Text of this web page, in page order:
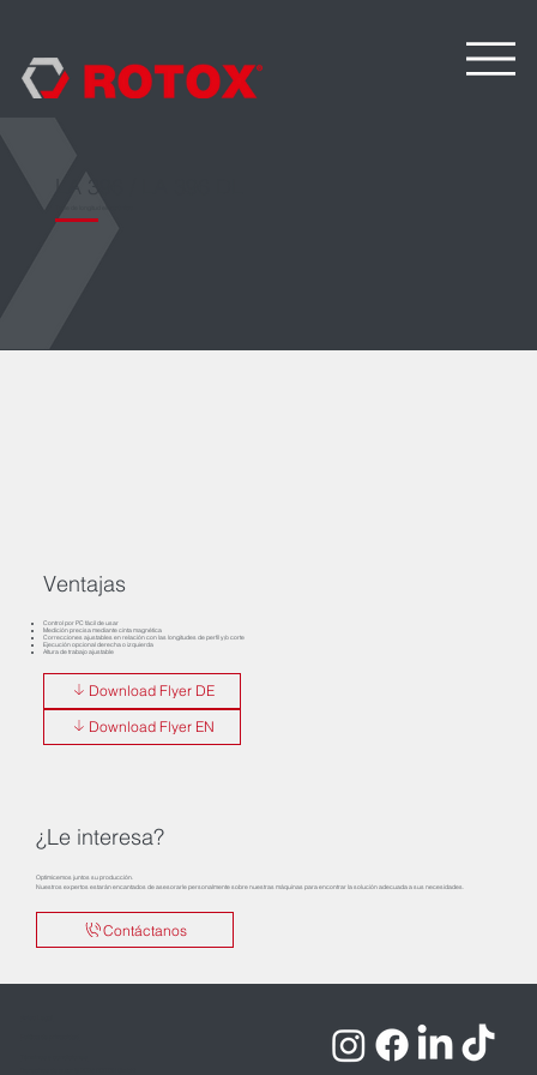
LA 396 / LA 396 DL
Ventajas
Control por PC fácil de usar
Medición precisa mediante cinta magnética
Correcciones ajustables en relación con las longitudes de perfil y/o corte
Ejecución opcional derecha o izquierda
Altura de trabajo ajustable
Download Flyer DE
Download Flyer EN
¿Le interesa?
Optimicemos juntos su producción.
Nuestros expertos estarán encantados de asesorarle personalmente sobre nuestras máquinas para encontrar la solución adecuada a sus necesidades.
Contáctanos